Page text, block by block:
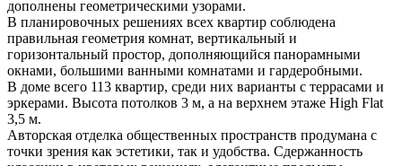
дополнены геометрическими узорами.
В планировочных решениях всех квартир соблюдена
правильная геометрия комнат, вертикальный и
горизонтальный простор, дополняющийся панорамными
окнами, большими ванными комнатами и гардеробными.
В доме всего 113 квартир, среди них варианты с террасами и
эркерами. Высота потолков 3 м, а на верхнем этаже High Flat
3,5 м.
Авторская отделка общественных пространств продумана с
точки зрения как эстетики, так и удобства. Сдержанность